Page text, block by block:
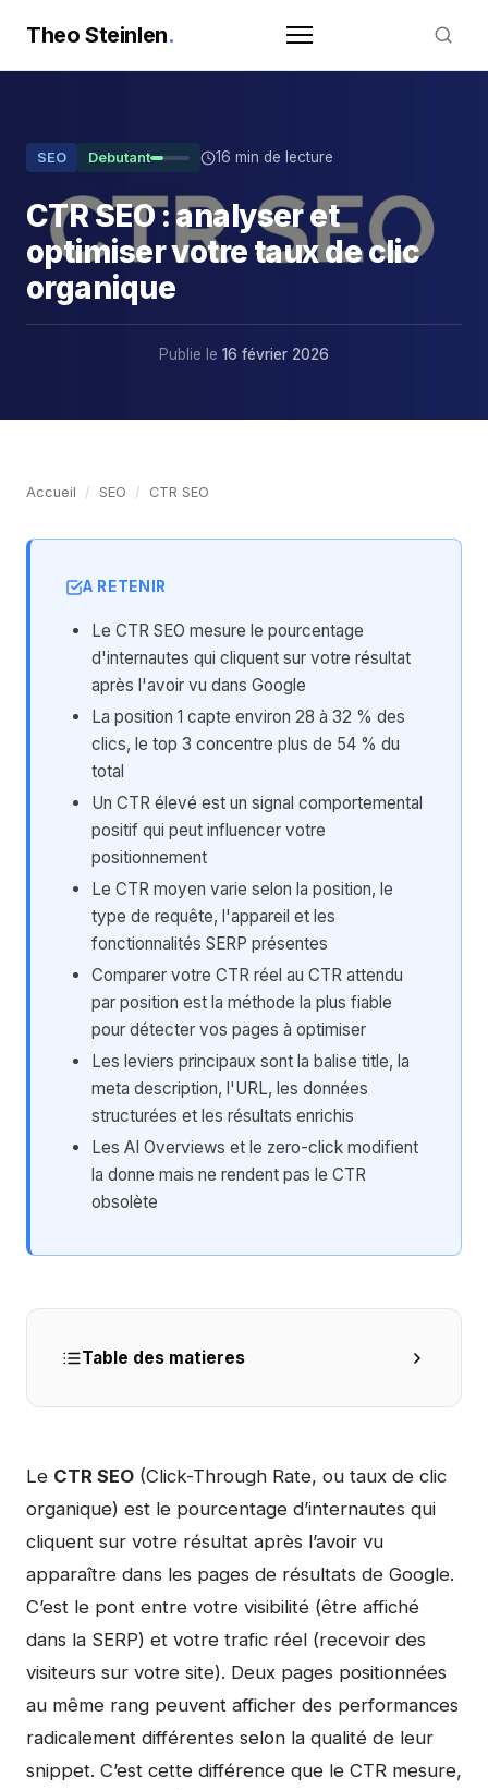
Theo Steinlen.
SEO Debutant 16 min de lecture
CTR SEO : analyser et
optimiser votre taux de clic
organique
Publie le 16 février 2026
Accueil / SEO / CTR SEO
A RETENIR
Le CTR SEO mesure le pourcentage
d'internautes qui cliquent sur votre résultat
après l'avoir vu dans Google
La position 1 capte environ 28 à 32 % des
clics, le top 3 concentre plus de 54 % du
total
Un CTR élevé est un signal comportemental
positif qui peut influencer votre
positionnement
Le CTR moyen varie selon la position, le
type de requête, l'appareil et les
fonctionnalités SERP présentes
Comparer votre CTR réel au CTR attendu
par position est la méthode la plus fiable
pour détecter vos pages à optimiser
Les leviers principaux sont la balise title, la
meta description, l'URL, les données
structurées et les résultats enrichis
Les AI Overviews et le zero-click modifient
la donne mais ne rendent pas le CTR
obsolète
Table des matieres
Le CTR SEO (Click-Through Rate, ou taux de clic
organique) est le pourcentage d’internautes qui
cliquent sur votre résultat après l’avoir vu
apparaître dans les pages de résultats de Google.
C’est le pont entre votre visibilité (être affiché
dans la SERP) et votre trafic réel (recevoir des
visiteurs sur votre site). Deux pages positionnées
au même rang peuvent afficher des performances
radicalement différentes selon la qualité de leur
snippet. C’est cette différence que le CTR mesure,